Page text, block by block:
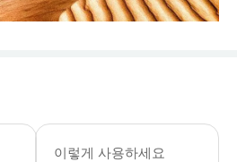
이렇게 사용하세요